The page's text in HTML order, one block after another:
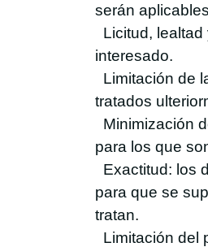
serán
Licitud,
interesado.
Limitación de
tratados
Minimización
para los que
Exactitud: los
para que se
tratan.
Limitación del